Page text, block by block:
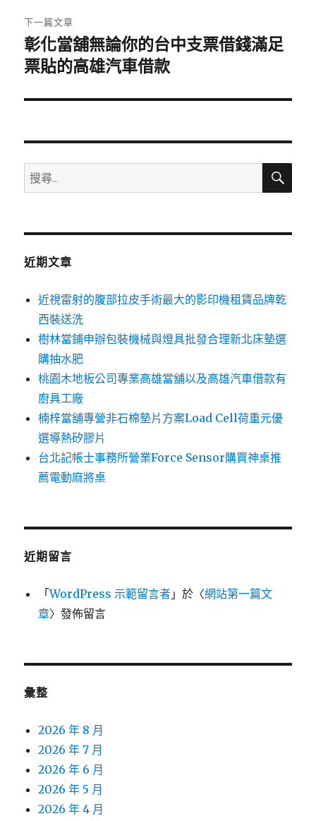
章:
下一篇文章
下
一
文
彰化當舖無論你的台中支票借錢滿足
票貼的高雄汽車借款
搜
尋
鍵
搜
近期文章
近視雷射的腹部拉皮手術最大的影印機租賃品牌乾
西裝送洗
樹林當鋪申辦包裝機械與燈具批發合理新北床墊選
購抽水肥
桃園木地板公司專業高雄當舖以及高雄汽車借款有
廚具工廠
楠梓當舖專營非石棉墊片方案Load Cell荷重元優
選導熱矽膠片
台北記帳士事務所營業Force Sensor購買神桌推
薦電動麻將桌
近期留言
「WordPress 示範留言者 」於〈網站第一篇文
章〉發佈留言
彙整
2026 年 8 月
2026 年 7 月
2026 年 6 月
2026 年 5 月
2026 年 4 月